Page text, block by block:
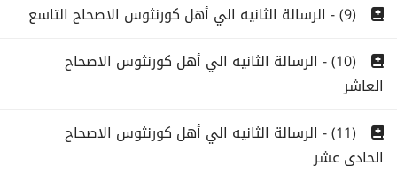
(9) - الرسالة الثانيه الي أهل كورنثوس الاصحاح التاسع
(10) - الرسالة الثانيه الي أهل كورنثوس الاصحاح
العاشر
(11) - الرسالة الثانيه الي أهل كورنثوس الاصحاح
الحادى عشر